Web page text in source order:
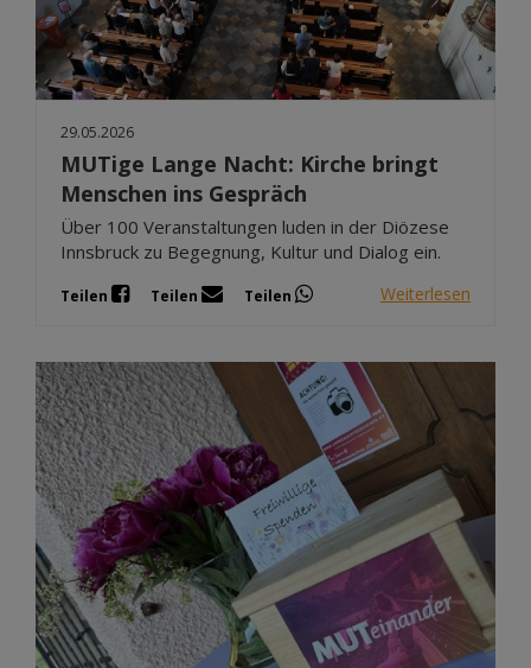
29.05.2026
MUTige Lange Nacht: Kirche bringt
Menschen ins Gespräch
Über 100 Veranstaltungen luden in der Diözese
Innsbruck zu Begegnung, Kultur und Dialog ein.
Teilen Teilen Teilen Weiterlesen